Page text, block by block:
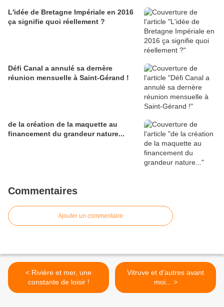
L'idée de Bretagne Impériale en 2016
ça signifie quoi réellement ?
Défi Canal a annulé sa dernère
réunion mensuelle à Saint-Gérand !
de la création de la maquette au
financement du grandeur nature...
Commentaires
Ajouter un commentaire
< Rivière et mer, une
constante de loisir !
Vitruve et d'autres avant
moi... >